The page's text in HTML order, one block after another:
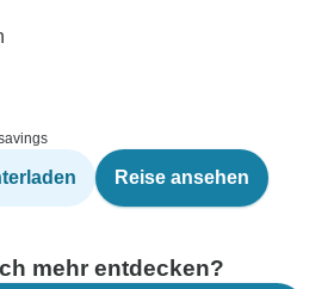
Reise ansehen
mehr entdecken?